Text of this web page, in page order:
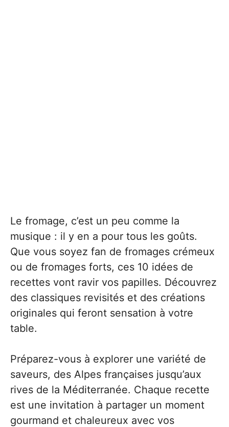
Le fromage, c’est un peu comme la
musique : il y en a pour tous les goûts.
Que vous soyez fan de fromages crémeux
ou de fromages forts, ces 10 idées de
recettes vont ravir vos papilles. Découvrez
des classiques revisités et des créations
originales qui feront sensation à votre
table.
Préparez-vous à explorer une variété de
saveurs, des Alpes françaises jusqu’aux
rives de la Méditerranée. Chaque recette
est une invitation à partager un moment
gourmand et chaleureux avec vos